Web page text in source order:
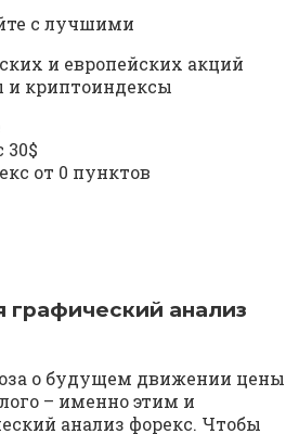
с лучшими
и европейских акций
и криптоиндексы
30$
от 0 пунктов
графический анализ
о будущем движении цены
– именно этим и
анализ форекс. Чтобы